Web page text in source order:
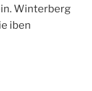
Winterberg
iben